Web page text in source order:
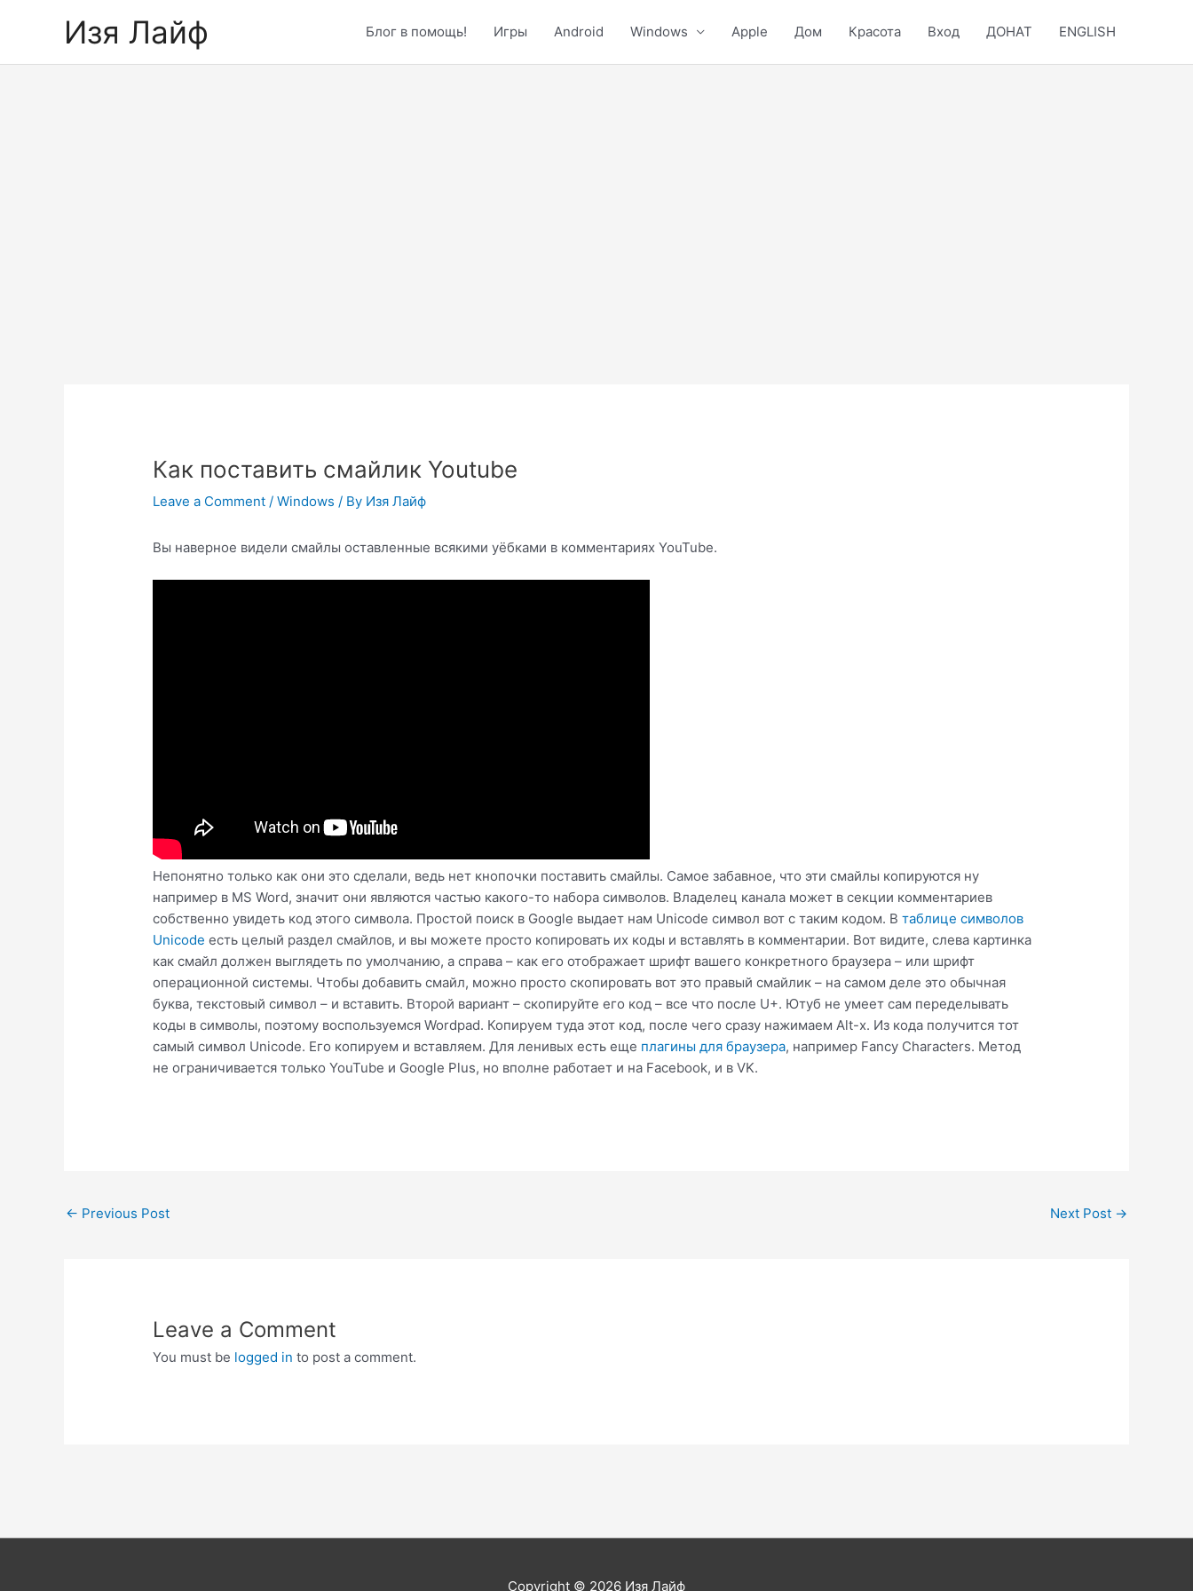
Изя Лайф Блог в помощь! Игры Android Windows Apple Дом Красота Вход ДОНАТ ENGLISH
Как поставить смайлик Youtube
Leave a Comment /Windows / By Изя Лайф
Вы наверное видели смайлы оставленные всякими уёбками в комментариях YouTube.
Непонятно только как они это сделали, ведь нет кнопочки поставить смайлы. Самое забавное, что эти смайлы копируются ну
например в MS Word, значит они являются частью какого-то набора символов. Владелец канала может в секции комментариев
собственно увидеть код этого символа. Простой поиск в Google выдает нам Unicode символ вот с таким кодом. Втаблице символов
Unicode есть целый раздел смайлов, и вы можете просто копировать их коды и вставлять в комментарии. Вот видите, слева картинка
как смайл должен выглядеть по умолчанию, а справа – как его отображает шрифт вашего конкретного браузера – или шрифт
операционной системы. Чтобы добавить смайл, можно просто скопировать вот это правый смайлик – на самом деле это обычная
буква, текстовый символ – и вставить. Второй вариант – скопируйте его код – все что после U+. Ютуб не умеет сам переделывать
коды в символы, поэтому воспользуемся Wordpad. Копируем туда этот код, после чего сразу нажимаем Alt-x. Из кода получится тот
самый символ Unicode. Его копируем и вставляем. Для ленивых есть еще плагины для браузера, например Fancy Characters. Метод
не ограничивается только YouTube и Google Plus, но вполне работает и на Facebook, и в VK.
Post
← Previous Post Next Post →
Leave a Comment
You must be logged in to post a comment.
Copyright © 2026 Изя Лайф